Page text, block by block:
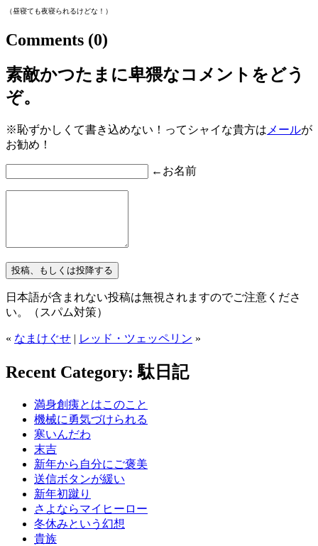
（昼寝ても夜寝られるけどな！）
Comments (0)
素敵かつたまに卑猥なコメントをどう
ぞ。
※恥ずかしくて書き込めない！ってシャイな貴方は メールが
お勧め！
←お名前
日本語が含まれない投稿は無視されますのでご注意くださ
い。（スパム対策）
« なまけぐせ | レッド・ツェッペリン »
Recent Category: 駄日記
満身創痍とはこのこと
機械に勇気づけられる
寒いんだわ
末吉
新年から自分にご褒美
送信ボタンが緩い
新年初蹴り
さよならマイヒーロー
冬休みという幻想
貴族